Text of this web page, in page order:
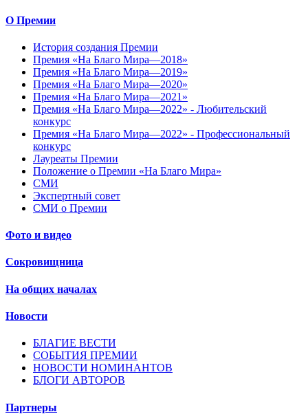
О Премии
История создания Премии
Премия «На Благо Мира—2018»
Премия «На Благо Мира—2019»
Премия «На Благо Мира—2020»
Премия «На Благо Мира—2021»
Премия «На Благо Мира—2022» - Любительский
конкурс
Премия «На Благо Мира—2022» - Профессиональный
конкурс
Лауреаты Премии
Положение о Премии «На Благо Мира»
СМИ
Экспертный совет
СМИ о Премии
Фото и видео
Сокровищница
На общих началах
Новости
БЛАГИЕ ВЕСТИ
СОБЫТИЯ ПРЕМИИ
НОВОСТИ НОМИНАНТОВ
БЛОГИ АВТОРОВ
Партнеры